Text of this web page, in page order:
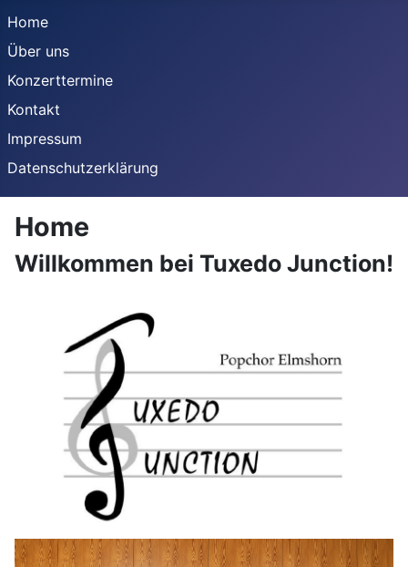
Home
Über uns
Konzerttermine
Kontakt
Impressum
Datenschutzerklärung
Home
Willkommen bei Tuxedo Junction!